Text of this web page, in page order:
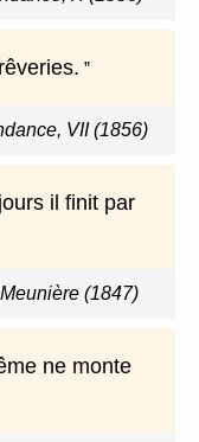
VII (1856)
il finit par
(1847)
ne monte